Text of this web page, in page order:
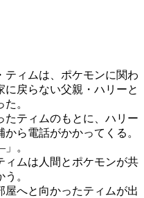
ティムは、ポケモンに関わ
に戻らない父親・ハリーと
。
たティムのもとに、ハリー
ら電話がかかってくる。
。
ィムは人間とポケモンが共
。
へと向かったティムが出